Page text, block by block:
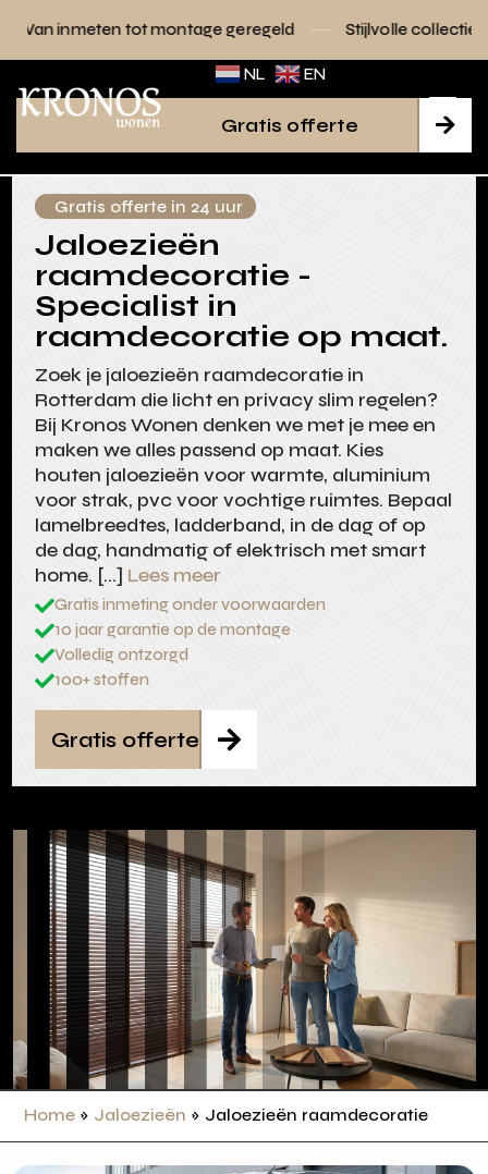
montage geregeld Stijlvolle collecties voor elk interieur
NL EN

Gratis offerte
Gratis offerte in 24 uur
Jaloezieën
raamdecoratie -
Specialist in
raamdecoratie op maat.
Zoek je jaloezieën raamdecoratie in
Rotterdam die licht en privacy slim regelen?
Bij Kronos Wonen denken we met je mee en
maken we alles passend op maat. Kies
houten jaloezieën voor warmte, aluminium
voor strak, pvc voor vochtige ruimtes. Bepaal
lamelbreedtes, ladderband, in de dag of op
de dag, handmatig of elektrisch met smart
home. […] Lees meer
Gratis inmeting onder voorwaarden
10 jaar garantie op de montage
Volledig ontzorgd
100+ stoffen

Gratis offerte
Home » Jaloezieën » Jaloezieën raamdecoratie